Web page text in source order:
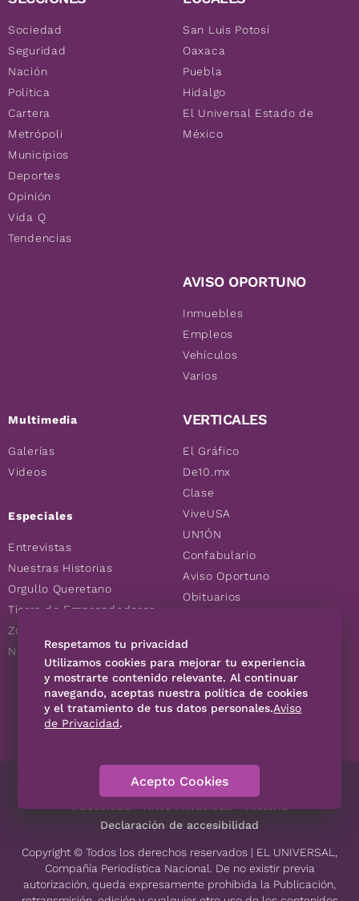
Sociedad
Seguridad
Nación
Política
Cartera
Metrópoli
Municipios
Deportes
Opinión
Vida Q
Tendencias
Multimedia
Galerías
Videos
Especiales
Entrevistas
Nuestras Historias
Orgullo Queretano
Tierra de Emprendedores
Zoociales
Nuevos Queretanos
San Luis Potosí
Oaxaca
Puebla
Hidalgo
El Universal Estado de
México
AVISO OPORTUNO
Inmuebles
Empleos
Vehículos
Varios
VERTICALES
El Gráfico
De10.mx
Clase
ViveUSA
UN1ÓN
Confabulario
Aviso Oportuno
Obituarios
Consultas
SÍGUENOS
Contáctanos Código de Ética
Declaración de accesibilidad
Copyright © Todos los derechos reservados | EL UNIVERSAL,
Compañía Periodística Nacional. De no existir previa
autorización, queda expresamente prohibida la Publicación,
Respetamos tu privacidad
Utilizamos cookies para mejorar tu experiencia
y mostrarte contenido relevante. Al continuar
navegando, aceptas nuestra política de cookies
y el tratamiento de tus datos personales.Aviso
de Privacidad.
Acepto Cookies